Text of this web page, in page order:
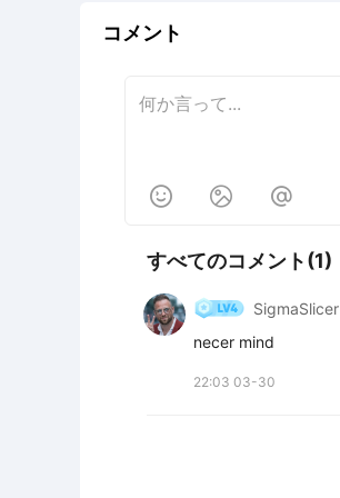
コメント
  
すべてのコメント(1)
SigmaSlicer
necer mind
22:03 03-30